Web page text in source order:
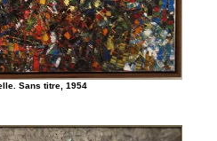
Sans titre, 1954